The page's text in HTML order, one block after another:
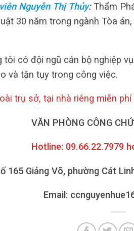
Nguyễn Thị Thủy:Thẩm
30 năm trong ngành Tòa
tôi có đội ngũ cán bộ nghiệp
và tận tụy trong công việc.
trụ sở, tại nhà riêng miễn phí
VĂN PHÒNG CÔNG
Hotline: 09.66.22.7979
165 Giảng Võ, phường Cát
Email: